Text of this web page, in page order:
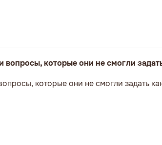
которые они не смогли
которые они не смогли задать